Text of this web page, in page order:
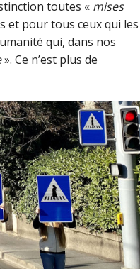
toutes « mises
et pour tous ceux qui les
qui, dans nos
». Ce n’est plus de